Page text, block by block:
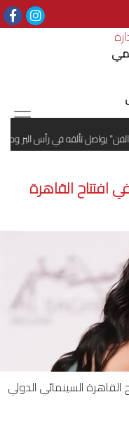
تألقه في رأس البر ودمياط
افتتاح القاهرة
القاهرة السينمائي الدولي